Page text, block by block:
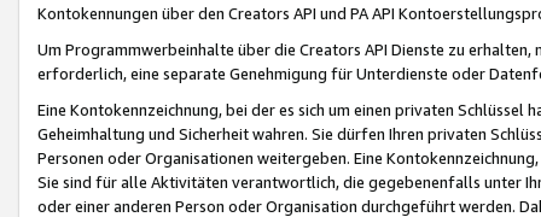
Kontokennungen über den Creators API und PA API
Um Programmwerbeinhalte über die Creators API Dienste zu
erforderlich, eine separate Genehmigung für Unterdienste oder
Eine Kontokennzeichnung, bei der es sich um einen privaten
Geheimhaltung und Sicherheit wahren. Sie dürfen Ihren privaten
Personen oder Organisationen weitergeben. Eine
Sie sind für alle Aktivitäten verantwortlich, die gegebenenfalls unter
oder einer anderen Person oder Organisation durchgeführt werden.